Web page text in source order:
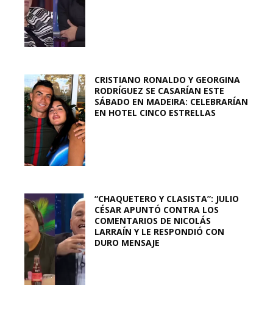
CRISTIANO RONALDO Y GEORGINA
RODRÍGUEZ SE CASARÍAN ESTE
SÁBADO EN MADEIRA: CELEBRARÍAN
EN HOTEL CINCO ESTRELLAS
“CHAQUETERO Y CLASISTA”: JULIO
CÉSAR APUNTÓ CONTRA LOS
COMENTARIOS DE NICOLÁS
LARRAÍN Y LE RESPONDIÓ CON
DURO MENSAJE